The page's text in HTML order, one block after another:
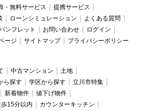
・無料サービス
提携サービス
ローンシミュレーション
よくある質問
ンフレット お問い合わせ
ログイン
ージ サイトマップ プライバシーポリシー
中古マンション
土地
ら探す 学区から探す
立川市特集
新着物件
値下げ物件
15分以内
カウンターキッチン